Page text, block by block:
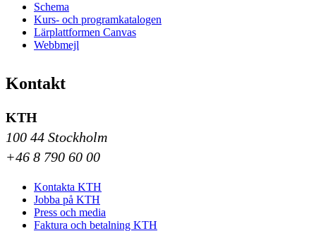
Schema
Kurs- och programkatalogen
Lärplattformen Canvas
Webbmejl
Kontakt
KTH
100 44 Stockholm
+46 8 790 60 00
Kontakta KTH
Jobba på KTH
Press och media
Faktura och betalning KTH